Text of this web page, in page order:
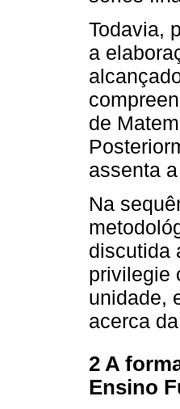
Todavia,
a
de
assenta
Na
discutida
privilegie
unidade,
acerca
2 A
Ensino